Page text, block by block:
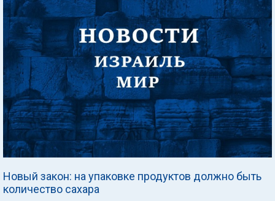
Новый закон: на упаковке продуктов должно быть
количество сахара